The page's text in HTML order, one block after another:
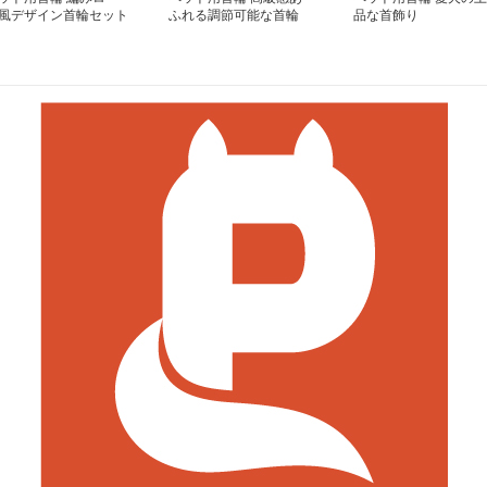
デザイン首輪セット
ふれる調節可能な首輪
品な首飾り